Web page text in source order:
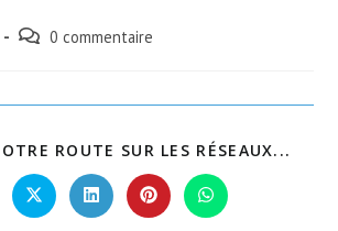
Post 0 commentaire
ROUTE SUR LES RÉSEAUX...
Ouvrir
dans
Ouvrir
dans
Ouvrir
dans
Ouvrir
dans